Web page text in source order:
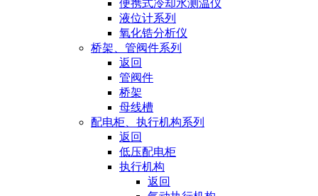
便携式冷却水测温仪
液位计系列
氧化锆分析仪
桥架、管阀件系列
返回
管阀件
桥架
母线槽
配电柜、执行机构系列
返回
低压配电柜
执行机构
返回